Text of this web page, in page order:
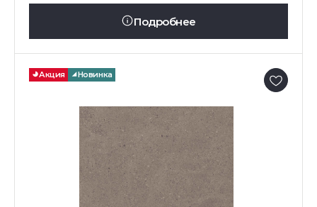
Подробнее
Акция Новинка